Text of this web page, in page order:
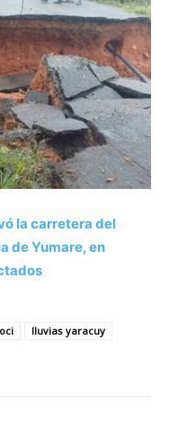
la carretera del
de Yumare, en
lluvias yaracuy